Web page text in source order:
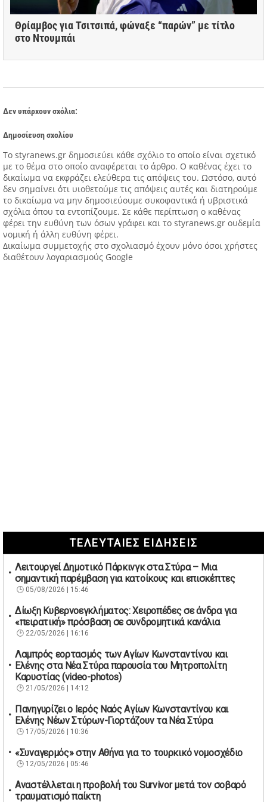
Θρίαμβος για Τσιτσιπά, φώναξε “παρών” με τίτλο
στο Ντουμπάι
Δεν υπάρχουν σχόλια:
Δημοσίευση σχολίου
Tο styranews.gr δημοσιεύει κάθε σχόλιο το οποίο είναι σχετικό
με το θέμα στο οποίο αναφέρεται το άρθρο. Ο καθένας έχει το
δικαίωμα να εκφράζει ελεύθερα τις απόψεις του. Ωστόσο, αυτό
δεν σημαίνει ότι υιοθετούμε τις απόψεις αυτές και διατηρούμε
το δικαίωμα να μην δημοσιεύουμε συκοφαντικά ή υβριστικά
σχόλια όπου τα εντοπίζουμε. Σε κάθε περίπτωση ο καθένας
φέρει την ευθύνη των όσων γράφει και το styranews.gr ουδεμία
νομική ή άλλη ευθύνη φέρει.
Δικαίωμα συμμετοχής στο σχολιασμό έχουν μόνο όσοι χρήστες
διαθέτουν λογαριασμούς Google
ΤΕΛΕΥΤΑΙΕΣ ΕΙΔΗΣΕΙΣ
Λειτουργεί Δημοτικό Πάρκινγκ στα Στύρα – Μια
σημαντική παρέμβαση για κατοίκους και επισκέπτες
05/08/2026 | 15:46
Δίωξη Κυβερνοεγκλήματος: Χειροπέδες σε άνδρα για
«πειρατική» πρόσβαση σε συνδρομητικά κανάλια
22/05/2026 | 16:16
Λαμπρός εορτασμός των Αγίων Κωνσταντίνου και
Ελένης στα Νέα Στύρα παρουσία του Μητροπολίτη
Καρυστίας (video-photos)
21/05/2026 | 14:12
Πανηγυρίζει ο Ιερός Ναός Αγίων Κωνσταντίνου και
Ελένης Νέων Στύρων-Γιορτάζουν τα Νέα Στύρα
17/05/2026 | 10:36
«Συναγερμός» στην Αθήνα για το τουρκικό νομοσχέδιο
12/05/2026 | 05:46
Αναστέλλεται η προβολή του Survivor μετά τον σοβαρό
τραυματισμό παίκτη